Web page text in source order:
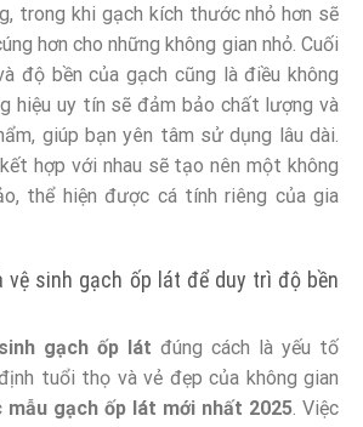
trong khi gạch kích thước nhỏ hơn sẽ
hơn cho những không gian nhỏ. Cuối
độ bền của gạch cũng là điều không
hiệu uy tín sẽ đảm bảo chất lượng và
giúp bạn yên tâm sử dụng lâu dài.
hợp với nhau sẽ tạo nên một không
thể hiện được cá tính riêng của gia
vệ sinh gạch ốp lát để duy trì độ bền
gạch ốp lát đúng cách là yếu tố
tuổi thọ và vẻ đẹp của không gian
mẫu gạch ốp lát mới nhất 2025. Việc